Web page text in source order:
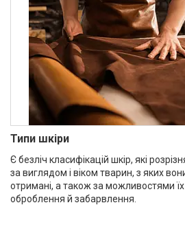
Типи шкіри
Є безліч класифікацій шкір, які
за виглядом і віком тварин, з яких
отримані, а також за можливостями їх
оброблення й забарвлення.